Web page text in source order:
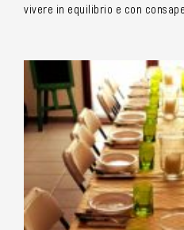
vivere in equilibrio e con